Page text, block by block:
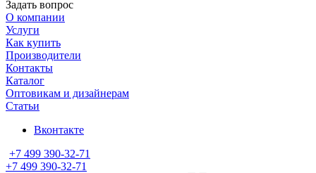
Задать вопрос
О компании
Услуги
Как купить
Производители
Контакты
Каталог
Оптовикам и дизайнерам
Статьи
Вконтакте
+7 499 390-32-71
+7 499 390-32-71